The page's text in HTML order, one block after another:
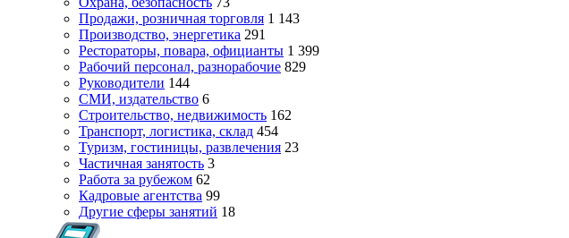
Продажи, розничная торговля 1 143
Производство, энергетика 291
Рестораторы, повара, официанты 1 399
Рабочий персонал, разнорабочие 829
Руководители 144
СМИ, издательство 6
Строительство, недвижимость 162
Транспорт, логистика, склад 454
Туризм, гостиницы, развлечения 23
Частичная занятость 3
Работа за рубежом 62
Кадровые агентства 99
Другие сферы занятий 18